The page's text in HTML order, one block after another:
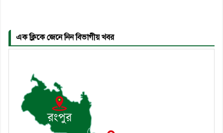
৬। জেলা পুলিশ সুপার থেকে সম্মাননা
৭। দাউদকান্দিতে উপজেলা আইন-
শৃঙ্খলা কমিটির মাসিক সভা অনুষ্ঠিত
এক ক্লিকে জেনে নিন বিভাগীয় খবর